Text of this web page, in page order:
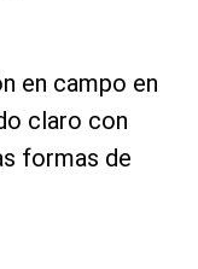
en campo en
claro con
formas de